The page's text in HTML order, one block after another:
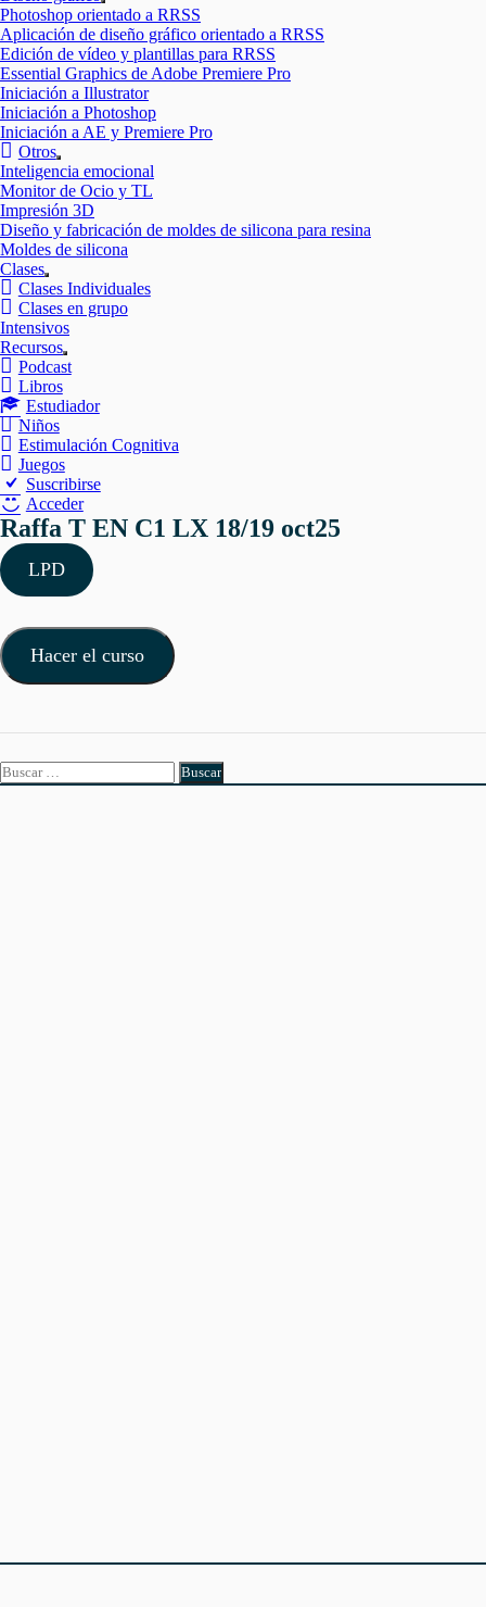
Mostrar
el
submenú
Photoshop orientado a RRSS
Aplicación de diseño gráfico orientado a RRSS
Edición de vídeo y plantillas para RRSS
Essential Graphics de Adobe Premiere Pro
Iniciación a Illustrator
Iniciación a Photoshop
Iniciación a AE y Premiere Pro
Otros
Mostrar
el
submenú
Inteligencia emocional
Monitor de Ocio y TL
Impresión 3D
Diseño y fabricación de moldes de silicona para resina
Moldes de silicona
Clases
Mostrar
el
submenú
Clases Individuales
Clases en grupo
Intensivos
Recursos
Mostrar
el
Podcast
Libros
Estudiador
Niños
Estimulación Cognitiva
Juegos
Suscribirse
Acceder
Raffa T EN C1 LX 18/19 oct25
LPD
Hacer el curso
Buscar: